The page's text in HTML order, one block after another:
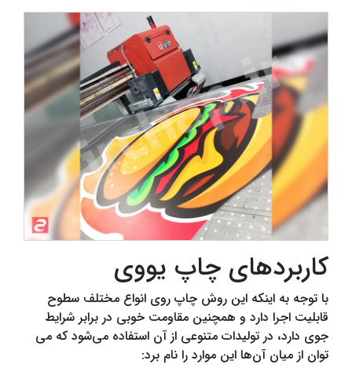
کاربردهای چاپ یووی
با توجه به اینکه این روش چاپ روی انواع مختلف سطوح
قابلیت اجرا دارد و همچنین مقاومت خوبی در برابر شرایط
جوی دارد، در تولیدات متنوعی از آن استفاده می‌شود که می
توان از میان آن‌ها این موارد را نام برد: